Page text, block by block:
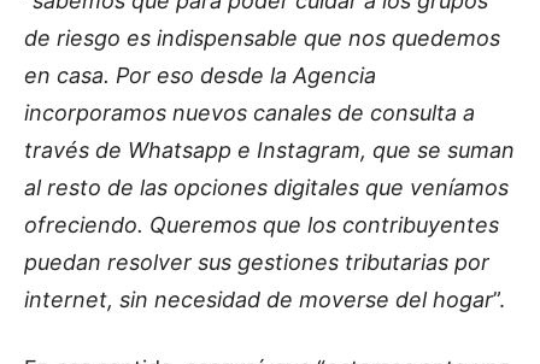
de riesgo es indispensable que nos quedemos
en casa. Por eso desde la Agencia
incorporamos nuevos canales de consulta a
través de Whatsapp e Instagram, que se suman
al resto de las opciones digitales que veníamos
ofreciendo. Queremos que los contribuyentes
puedan resolver sus gestiones tributarias por
internet, sin necesidad de moverse del hogar”.